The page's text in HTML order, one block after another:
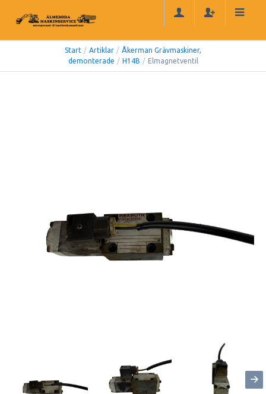
Start / Artiklar / Åkerman Grävmaskiner,
demonterade / H14B / Elmagnetventil